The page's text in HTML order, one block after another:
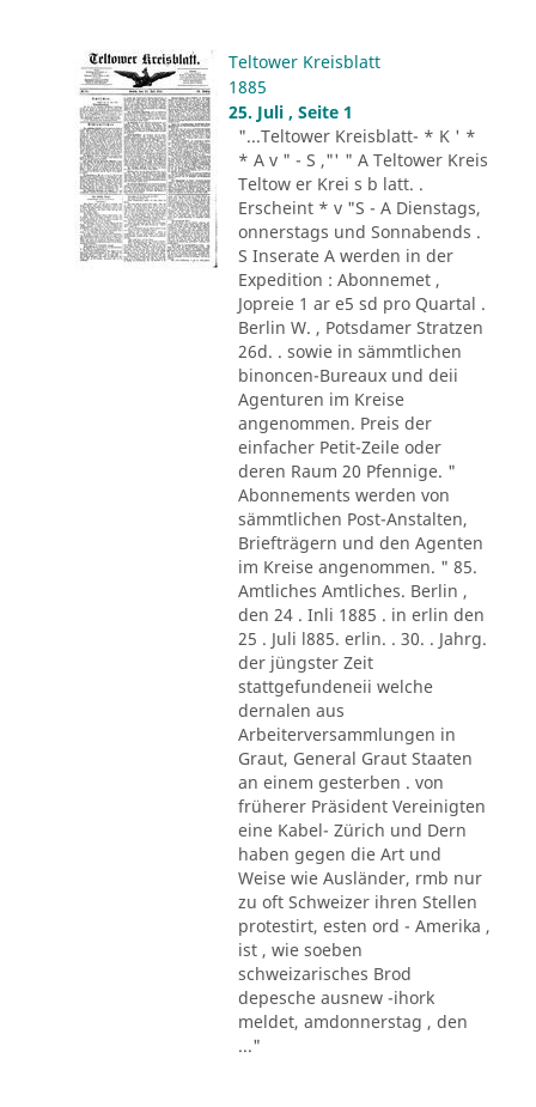
Teltower Kreisblatt
1885
25. Juli , Seite 1
"...Teltower Kreisblatt- * K ' *
* A v " - S ,"' " A Teltower Kreis
Teltow er Krei s b latt. .
Erscheint * v "S - A Dienstags,
onnerstags und Sonnabends .
S Inserate A werden in der
Expedition : Abonnemet ,
Jopreie 1 ar e5 sd pro Quartal .
Berlin W. , Potsdamer Stratzen
26d. . sowie in sämmtlichen
binoncen-Bureaux und deii
Agenturen im Kreise
angenommen. Preis der
einfacher Petit-Zeile oder
deren Raum 20 Pfennige. "
Abonnements werden von
sämmtlichen Post-Anstalten,
Briefträgern und den Agenten
im Kreise angenommen. " 85.
Amtliches Amtliches. Berlin ,
den 24 . Inli 1885 . in erlin den
25 . Juli l885. erlin. . 30. . Jahrg.
der jüngster Zeit
stattgefundeneii welche
dernalen aus
Arbeiterversammlungen in
Graut, General Graut Staaten
an einem gesterben . von
früherer Präsident Vereinigten
eine Kabel- Zürich und Dern
haben gegen die Art und
Weise wie Ausländer, rmb nur
zu oft Schweizer ihren Stellen
protestirt, esten ord - Amerika ,
ist , wie soeben
schweizarisches Brod
depesche ausnew -ihork
meldet, amdonnerstag , den
..."